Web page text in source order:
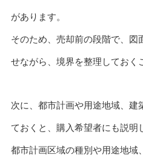
があります。
そのため、売却前の段階で、図
せながら、境界を整理しておく
次に、都市計画や用途地域、建
ておくと、購入希望者にも説明
都市計画区域の種別や用途地域